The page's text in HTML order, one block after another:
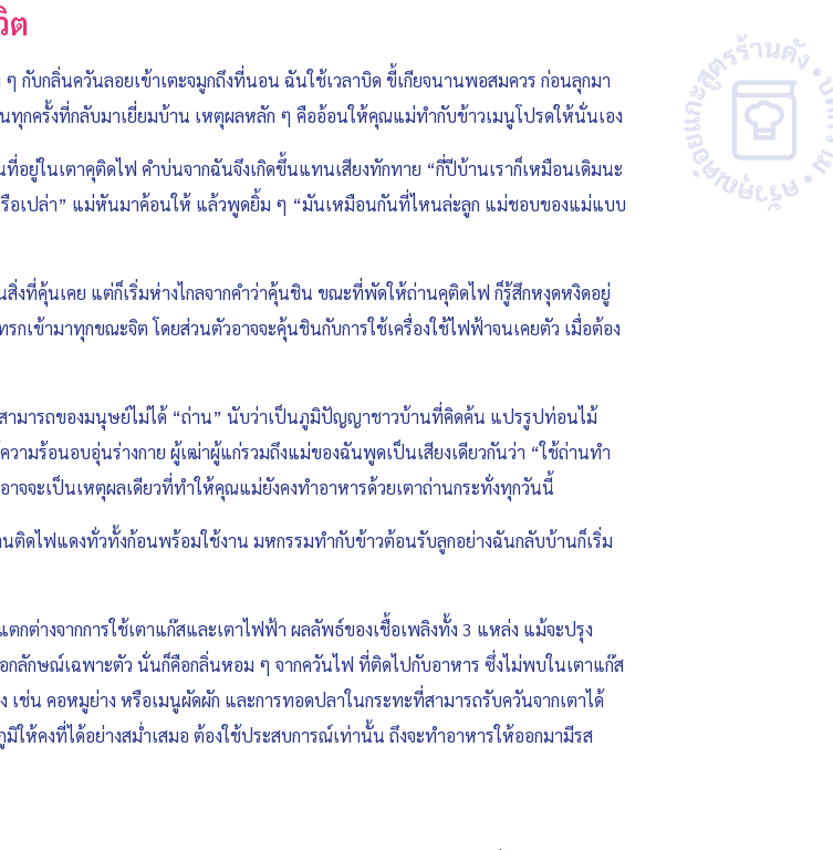
ต
กับกลิ่นควันลอยเข้าเตะจมูกถึงที่นอน ฉันใช้เวลาบิด ขี้เกียจนานพอสมควร ก่อนลุกมา
กครั้งที่กลับมาเยี่ยมบ้าน เหตุผลหลัก ๆ คืออ้อนให้คุณแม่ทำกับข้าวเมนูโปรดให้นั่นเอง
อยู่ในเตาคุติดไฟ คำบ่นจากฉันจึงเกิดขึ้นแทนเสียงทักทาย “กี่ปีบ้านเราก็เหมือนเดิมนะ
รือเปล่า” แม่หันมาค้อนให้ แล้วพูดยิ้ม ๆ “มันเหมือนกันที่ไหนล่ะลูก แม่ชอบของแม่แบบ
งที่คุ้นเคย แต่ก็เริ่มห่างไกลจากคำว่าคุ้นชิน ขณะที่พัดให้ถ่านคุติดไฟ ก็รู้สึกหงุดหงิดอยู่
กเข้ามาทุกขณะจิต โดยส่วนตัวอาจจะคุ้นชินกับการใช้เครื่องใช้ไฟฟ้าจนเคยตัว เมื่อต้อง
ามารถของมนุษย์ไม่ได้ “ถ่าน” นับว่าเป็นภูมิปัญญาชาวบ้านที่คิดค้น แปรรูปท่อนไม้
มร้อนอบอุ่นร่างกาย ผู้เฒ่าผู้แก่รวมถึงแม่ของฉันพูดเป็นเสียงเดียวกันว่า “ใช้ถ่านทำ
จจะเป็นเหตุผลเดียวที่ทำให้คุณแม่ยังคงทำอาหารด้วยเตาถ่านกระทั่งทุกวันนี้
ติดไฟแดงทั่วทั้งก้อนพร้อมใช้งาน มหกรรมทำกับข้าวต้อนรับลูกอย่างฉันกลับบ้านก็เริ่ม
กต่างจากการใช้เตาแก๊สและเตาไฟฟ้า ผลลัพธ์ของเชื้อเพลิงทั้ง 3 แหล่ง แม้จะปรุง
กลักษณ์เฉพาะตัว นั่นก็คือกลิ่นหอม ๆ จากควันไฟ ที่ติดไปกับอาหาร ซึ่งไม่พบในเตาแก๊ส
ช่น คอหมูย่าง หรือเมนูผัดผัก และการทอดปลาในกระทะที่สามารถรับควันจากเตาได้
ห้คงที่ได้อย่างสม่ำเสมอ ต้องใช้ประสบการณ์เท่านั้น ถึงจะทำอาหารให้ออกมามีรส